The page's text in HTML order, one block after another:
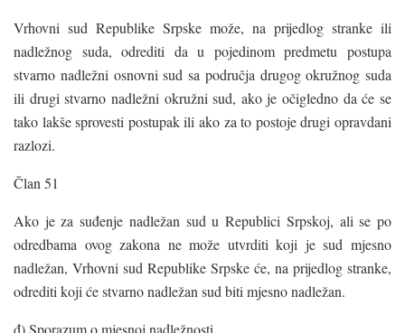
Vrhovni sud Republike Srpske može, na prijedlog stranke ili
nadležnog suda, odrediti da u pojedinom predmetu postupa
stvarno nadležni osnovni sud sa područja drugog okružnog suda
ili drugi stvarno nadležni okružni sud, ako je očigledno da će se
tako lakše sprovesti postupak ili ako za to postoje drugi opravdani
razlozi.
Član 51
Ako je za suđenje nadležan sud u Republici Srpskoj, ali se po
odredbama ovog zakona ne može utvrditi koji je sud mjesno
nadležan, Vrhovni sud Republike Srpske će, na prijedlog stranke,
odrediti koji će stvarno nadležan sud biti mjesno nadležan.
đ) Sporazum o mjesnoj nadležnosti